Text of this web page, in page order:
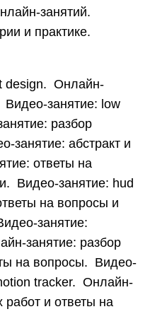
занятий.
и практике.
design. Онлайн-
занятие: low
разбор
занятие: абстракт и
ответы на
Видео-занятие: hud
на вопросы и
занятие:
занятие: разбор
на вопросы. Видео-
tracker. Онлайн-
и ответы на